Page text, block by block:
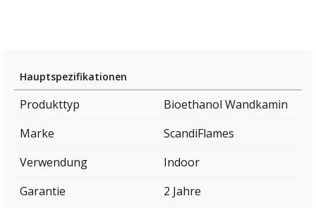
Hauptspezifikationen
Produkttyp
Bioethanol Wandkamin
Marke
ScandiFlames
Verwendung
Indoor
Garantie
2 Jahre